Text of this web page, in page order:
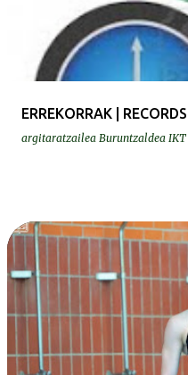
ERREKORRAK | RECORDS
argitaratzailea Buruntzaldea IKT